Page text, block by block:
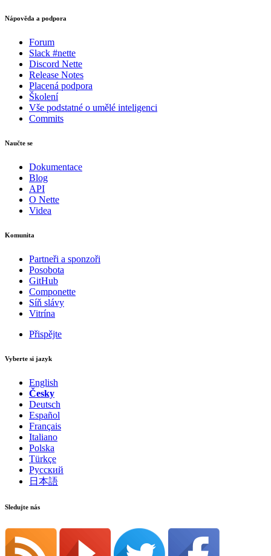
Nápověda a podpora
Forum
Slack #nette
Discord Nette
Release Notes
Placená podpora
Školení
Vše podstatné o umělé inteligenci
Commits
Naučte se
Dokumentace
Blog
API
O Nette
Videa
Komunita
Partneři a sponzoři
Posobota
GitHub
Componette
Síň slávy
Vitrína
Přispějte
Vyberte si jazyk
English
Česky
Deutsch
Español
Français
Italiano
Polska
Türkçe
Русский
日本語
Sledujte nás